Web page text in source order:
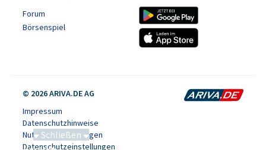
Forum
Börsenspiel
© 2026 ARIVA.DE AG
Impressum
Datenschutzhinweise
Nutzungsbedingungen
Datenschutzeinstellungen
Schließen